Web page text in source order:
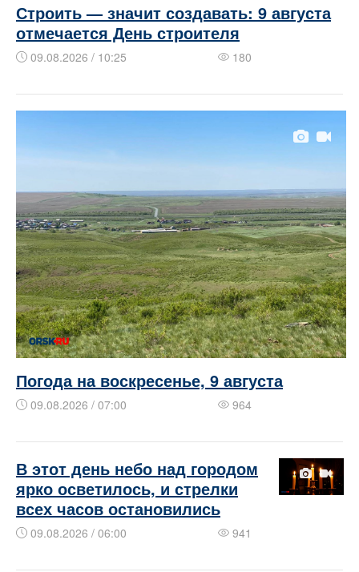
Строить — значит создавать: 9 августа
отмечается День строителя
09.08.2026 / 10:25 180
Погода на воскресенье, 9 августа
09.08.2026 / 07:00 964
В этот день небо над городом
ярко осветилось, и стрелки
всех часов остановились
09.08.2026 / 06:00 941